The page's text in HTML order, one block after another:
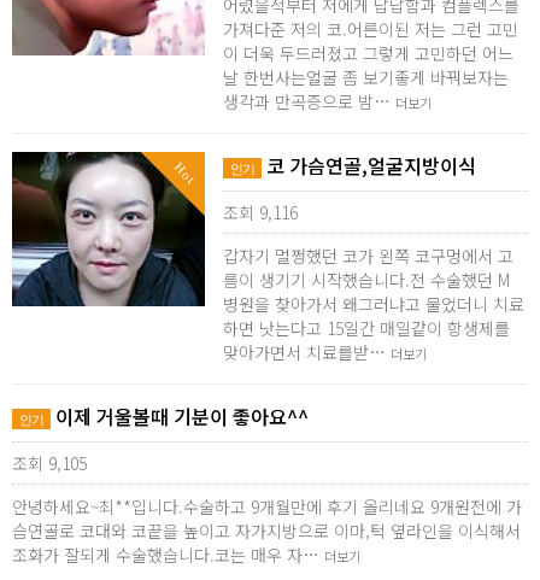
어렸을적부터 저에게 답답함과 컴플렉스를
가져다준 저의 코.어른이된 저는 그런 고민
이 더욱 두드러졌고 그렇게 고민하던 어느
날 한번사는얼굴 좀 보기좋게 바꿔보자는
생각과 만곡증으로 밤… 더보기
Hot 인기 코 가슴연골,얼굴지방이식
조회 9,116
갑자기 멀쩡했던 코가 왼쪽 코구멍에서 고
름이 생기기 시작했습니다.전 수술했던 M
병원을 찾아가서 왜그러냐고 물었더니 치료
하면 낫는다고 15일간 매일같이 항생제를
맞아가면서 치료를받… 더보기
인기 이제 거울볼때 기분이 좋아요^^
조회 9,105
안녕하세요~최**입니다.수술하고 9개월만에 후기 올리네요 9개원전에 가
슴연골로 코대와 코끝을 높이고 자가지방으로 이마,턱 옆라인을 이식해서
조화가 잘되게 수술했습니다.코는 매우 자… 더보기